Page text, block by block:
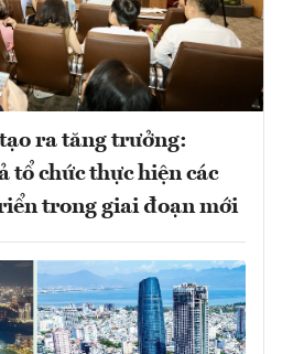
ra tăng trưởng:
tổ chức thực hiện các
trong giai đoạn mới